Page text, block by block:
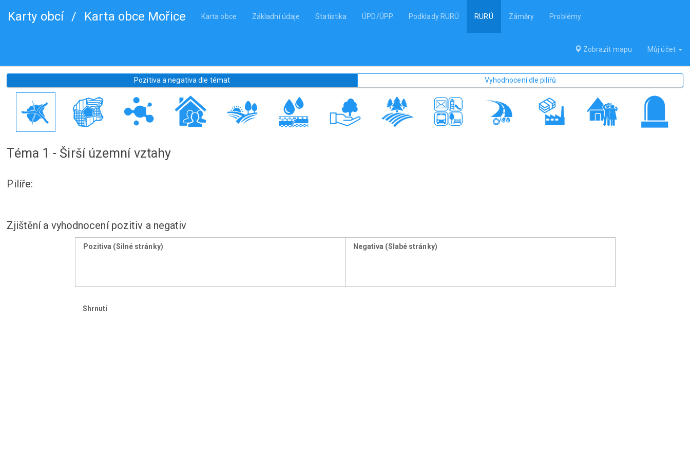
Karty obcí / Karta obce Mořice Karta obce Základní údaje Statistika ÚPD/ÚPP Podklady RURÚ RURÚ Záměry Problémy
Zobrazit mapu Můj účet
Pozitiva a negativa dle témat Vyhodnocení dle pilířů
Téma 1 - Širší územní vztahy
Pilíře:
Zjištění a vyhodnocení pozitiv a negativ
Pozitiva (Silné stránky) Negativa (Slabé stránky)
Shrnutí